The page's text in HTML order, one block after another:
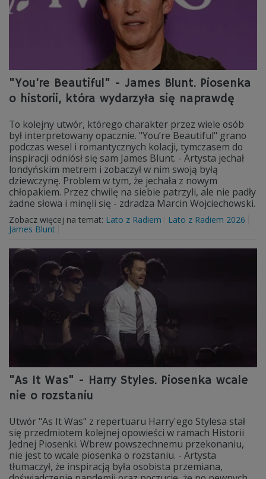
"You’re Beautiful" - James Blunt. Piosenka
o historii, która wydarzyła się naprawdę
To kolejny utwór, którego charakter przez wiele osób
był interpretowany opacznie. "You’re Beautiful" grano
podczas wesel i romantycznych kolacji, tymczasem do
inspiracji odniósł się sam James Blunt. - Artysta jechał
londyńskim metrem i zobaczył w nim swoją byłą
dziewczynę. Problem w tym, że jechała z nowym
chłopakiem. Przez chwilę na siebie patrzyli, ale nie padły
żadne słowa i minęli się - zdradza Marcin Wojciechowski.
Zobacz więcej na temat: Lato z Radiem
Lato z Radiem 2026
James Blunt
"As It Was" - Harry Styles. Piosenka wcale
nie o rozstaniu
Utwór "As It Was" z repertuaru Harry'ego Stylesa stał
się przedmiotem kolejnej opowieści w ramach Historii
Jednej Piosenki. Wbrew powszechnemu przekonaniu,
nie jest to wcale piosenka o rozstaniu. - Artysta
tłumaczył, że inspiracją była osobista przemiana,